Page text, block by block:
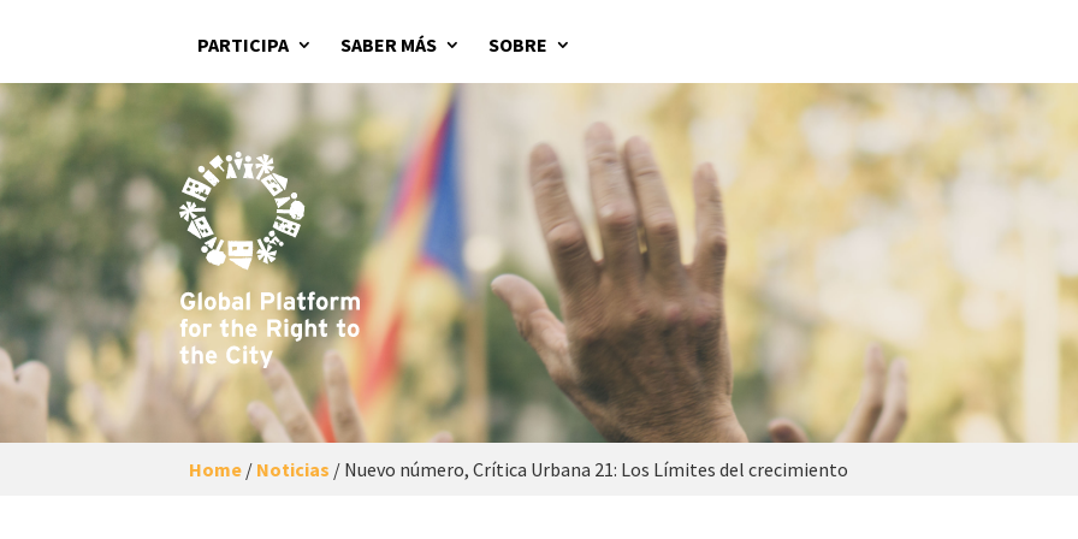
PARTICIPA SABER MÁS SOBRE
Home / Noticias / Nuevo número, Crítica Urbana 21: Los Límites del crecimiento